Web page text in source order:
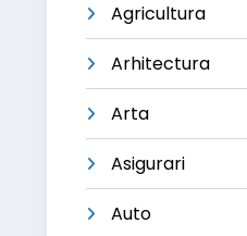
Agricultura
Arhitectura
Arta
Asigurari
Auto